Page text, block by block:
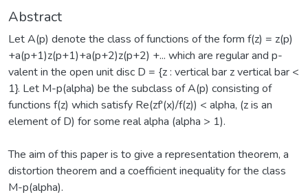
Abstract
Let A(p) denote the class of functions of the form f(z) = z(p)
+a(p+1)z(p+1)+a(p+2)z(p+2) +... which are regular and p-
valent in the open unit disc D = {z : vertical bar z vertical bar <
1}. Let M-p(alpha) be the subclass of A(p) consisting of
functions f(z) which satisfy Re(zf'(x)/f(z)) < alpha, (z is an
element of D) for some real alpha (alpha > 1).
The aim of this paper is to give a representation theorem, a
distortion theorem and a coefficient inequality for the class
M-p(alpha).